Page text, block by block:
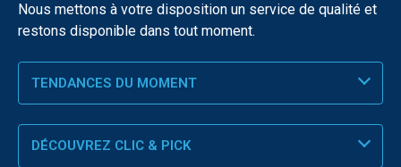
Nous mettons à votre disposition un service de qualité et
restons disponible dans tout moment.
TENDANCES DU MOMENT
DÉCOUVREZ CLIC & PICK